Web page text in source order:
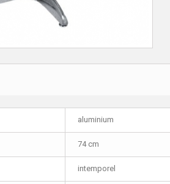
aluminium
74 cm
intemporel